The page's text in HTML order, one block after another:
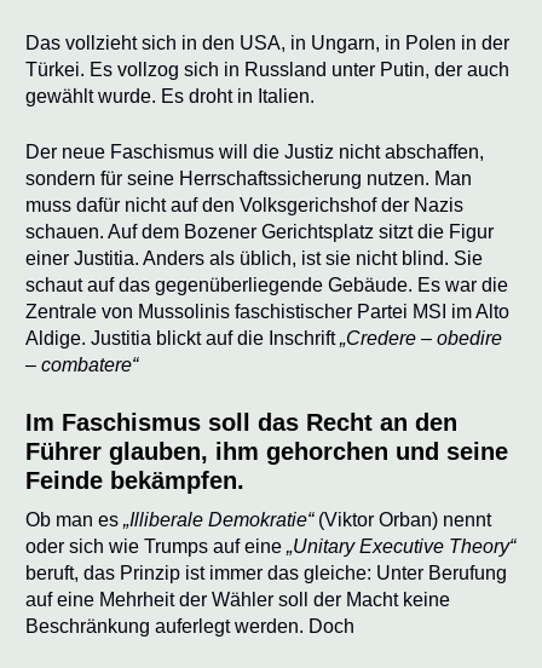
Das vollzieht sich in den USA, in Ungarn, in Polen in der
Türkei. Es vollzog sich in Russland unter Putin, der auch
gewählt wurde. Es droht in Italien.
Der neue Faschismus will die Justiz nicht abschaffen,
sondern für seine Herrschaftssicherung nutzen. Man
muss dafür nicht auf den Volksgerichshof der Nazis
schauen. Auf dem Bozener Gerichtsplatz sitzt die Figur
einer Justitia. Anders als üblich, ist sie nicht blind. Sie
schaut auf das gegenüberliegende Gebäude. Es war die
Zentrale von Mussolinis faschistischer Partei MSI im Alto
Aldige. Justitia blickt auf die Inschrift„Credere – obedire
– combatere“
Im Faschismus soll das Recht an den
Führer glauben, ihm gehorchen und seine
Feinde bekämpfen.
Ob man es„Illiberale Demokratie“ (Viktor Orban) nennt
oder sich wie Trumps auf eine„Unitary Executive Theory“
beruft, das Prinzip ist immer das gleiche: Unter Berufung
auf eine Mehrheit der Wähler soll der Macht keine
Beschränkung auferlegt werden. Doch